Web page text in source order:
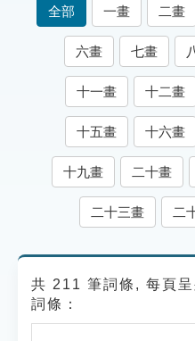
索引選單
知識索引
單字索引
生命大百科索引
遊戲專區
貓頭鷹博士
全部 一畫 二畫
六畫 七畫
十一畫 十二畫
十五畫 十六畫
十九畫 二十畫
二十三畫 二
共 211 筆詞條, 每頁呈
詞條：